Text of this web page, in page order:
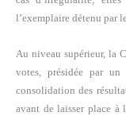
l’exemplaire détenu par
Au niveau supérieur, la
votes, présidée par
consolidation des
avant de laisser place